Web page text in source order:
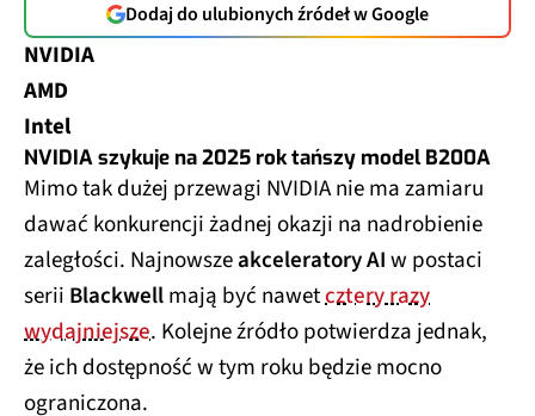
Dodaj do ulubionych źródeł w Google
NVIDIA
AMD
Intel
NVIDIA szykuje na 2025 rok tańszy model B200A
Mimo tak dużej przewagi NVIDIA nie ma zamiaru
dawać konkurencji żadnej okazji na nadrobienie
zaległości. Najnowszeakceleratory AIw postaci
serii Blackwellmają być nawetcztery razy
wydajniejsze. Kolejne źródło potwierdza jednak,
że ich dostępność w tym roku będzie mocno
ograniczona.